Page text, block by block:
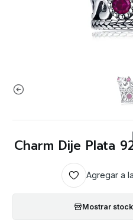
Charm Dije Plata
Agregar a
Mostrar